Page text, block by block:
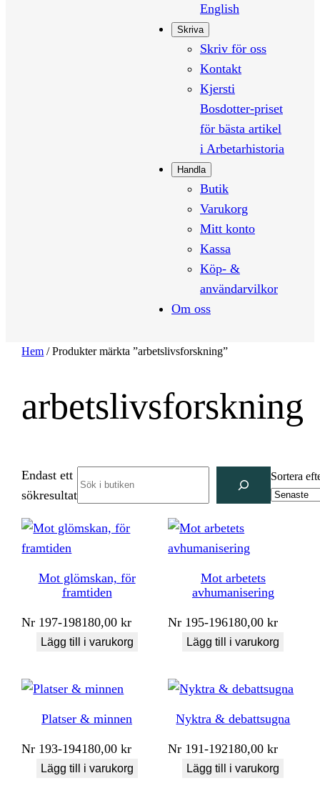
English
Skriva
Skriv för oss
Kontakt
Kjersti
Bosdotter-priset
för bästa artikel
i Arbetarhistoria
Handla
Butik
Varukorg
Mitt konto
Kassa
Köp- &
användarvilkor
Om oss
Hem / Produkter märkta ”arbetslivsforskning”
arbetslivsforskning
Endast ett
sökresultat
Sortera
Mot glömskan, för
framtiden
Nr 197-198180,00kr
Lägg till i varukorg
Mot arbetets
avhumanisering
Nr 195-196180,00kr
Lägg till i varukorg
Platser & minnen
Nr 193-194180,00kr
Lägg till i varukorg
Nyktra & debattsugna
Nr 191-192180,00kr
Lägg till i varukorg